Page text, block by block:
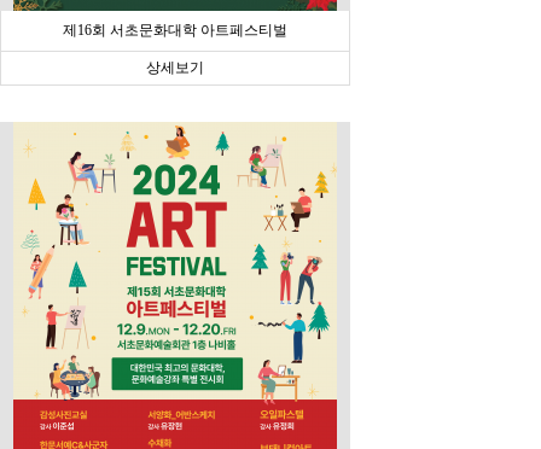
제16회 서초문화대학 아트페스티벌
상세보기